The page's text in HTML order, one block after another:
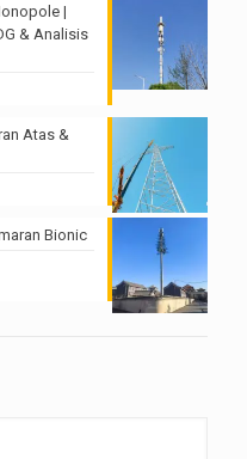
|
& Analisis
Atas &
Bionic